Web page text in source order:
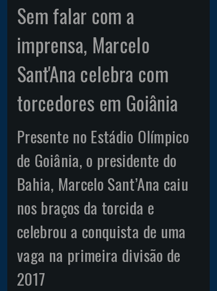
Sem falar com a
imprensa, Marcelo
Sant'Ana celebra com
torcedores em Goiânia
Presente no Estádio Olímpico
de Goiânia, o presidente do
Bahia, Marcelo Sant’Ana caiu
nos braços da torcida e
celebrou a conquista de uma
vaga na primeira divisão de
2017